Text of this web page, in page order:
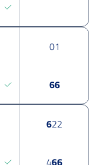
01
66
622
466